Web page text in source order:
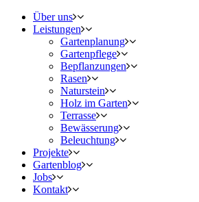
Über uns
Leistungen
Gartenplanung
Gartenpflege
Bepflanzungen
Rasen
Naturstein
Holz im Garten
Terrasse
Bewässerung
Beleuchtung
Projekte
Gartenblog
Jobs
Kontakt